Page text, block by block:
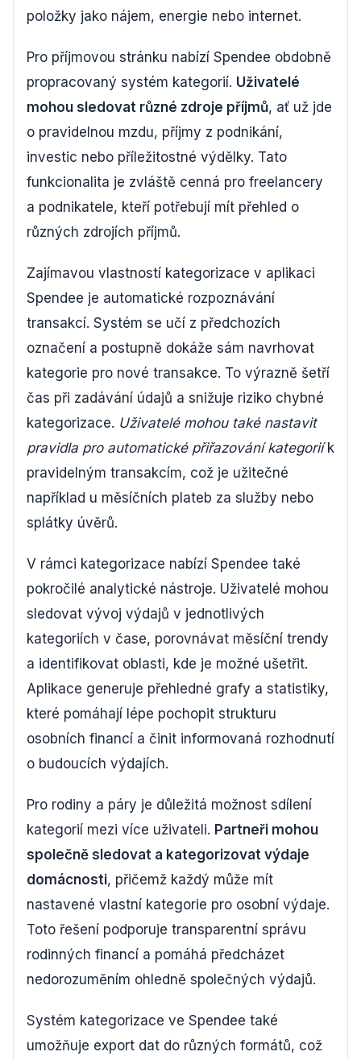
položky jako nájem, energie nebo internet.
Pro příjmovou stránku nabízí Spendee obdobně
propracovaný systém kategorií. Uživatelé
mohou sledovat různé zdroje příjmů, ať už jde
o pravidelnou mzdu, příjmy z podnikání,
investic nebo příležitostné výdělky. Tato
funkcionalita je zvláště cenná pro freelancery
a podnikatele, kteří potřebují mít přehled o
různých zdrojích příjmů.
Zajímavou vlastností kategorizace v aplikaci
Spendee je automatické rozpoznávání
transakcí. Systém se učí z předchozích
označení a postupně dokáže sám navrhovat
kategorie pro nové transakce. To výrazně šetří
čas při zadávání údajů a snižuje riziko chybné
kategorizace. Uživatelé mohou také nastavit
pravidla pro automatické přiřazování kategoriík
pravidelným transakcím, což je užitečné
například u měsíčních plateb za služby nebo
splátky úvěrů.
V rámci kategorizace nabízí Spendee také
pokročilé analytické nástroje. Uživatelé mohou
sledovat vývoj výdajů v jednotlivých
kategoriích v čase, porovnávat měsíční trendy
a identifikovat oblasti, kde je možné ušetřit.
Aplikace generuje přehledné grafy a statistiky,
které pomáhají lépe pochopit strukturu
osobních financí a činit informovaná rozhodnutí
o budoucích výdajích.
Pro rodiny a páry je důležitá možnost sdílení
kategorií mezi více uživateli. Partneři mohou
společně sledovat a kategorizovat výdaje
domácnosti, přičemž každý může mít
nastavené vlastní kategorie pro osobní výdaje.
Toto řešení podporuje transparentní správu
rodinných financí a pomáhá předcházet
nedorozuměním ohledně společných výdajů.
Systém kategorizace ve Spendee také
umožňuje export dat do různých formátů, což